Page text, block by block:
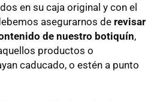
en su caja original y con el
asegurarnos de revisar
de nuestro botiquín,
productos o
caducado, o estén a punto